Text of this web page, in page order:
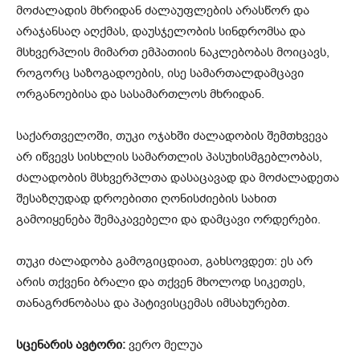
მოძალადის მხრიდან ძალაუფლების არასწორ და
არაჯანსაღ აღქმას, დაუსჯელობის სინდრომსა და
მსხვერპლის მიმართ ემპათიის ნაკლებობას მოიცავს,
როგორც საზოგადოების, ისე სამართალდამცავი
ორგანოებისა და სასამართლოს მხრიდან.
საქართველოში, თუკი ოჯახში ძალადობის შემთხვევა
არ იწვევს სისხლის სამართლის პასუხისმგებლობას,
ძალადობის მსხვერპლთა დასაცავად და მოძალადეთა
შესაზღუდად დროებითი ღონისძიების სახით
გამოიყენება შემაკავებელი და დამცავი ორდერები.
თუკი ძალადობა გამოგიცდიათ, გახსოვდეთ: ეს არ
არის თქვენი ბრალი და თქვენ მხოლოდ სიკეთეს,
თანაგრძნობასა და პატივისცემას იმსახურებთ.
სცენარის ავტორი: ვერო მელუა